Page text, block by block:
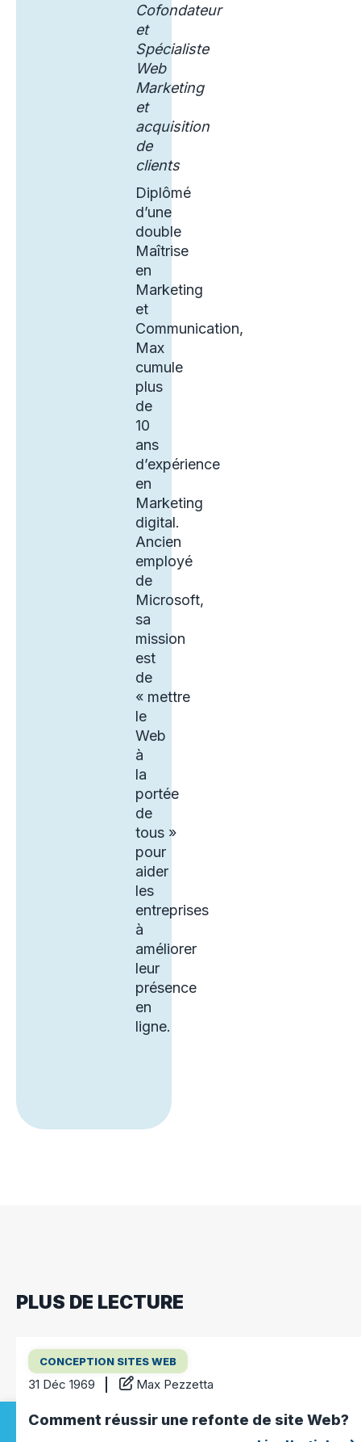
Cofondateur
et
Spécialiste
Web
Marketing
et
acquisition
de
clients
Diplômé
d’une
double
Maîtrise
en
Marketing
et
Communication,
Max
cumule
plus
de
10
ans
d’expérience
en
Marketing
digital.
Ancien
employé
de
Microsoft,
sa
mission
est
de
« mettre
le
Web
à
la
portée
de
tous »
pour
aider
les
entreprises
à
améliorer
leur
présence
en
ligne.
Soumission gratuite
PLUS DE LECTURE
CONCEPTION SITES WEB
31 Déc 1969 Max Pezzetta
Comment réussir une refonte de site Web?